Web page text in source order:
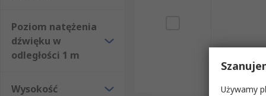
Poziom natężenia
dźwięku w
odległości 1 m
Wysokość
Używamy